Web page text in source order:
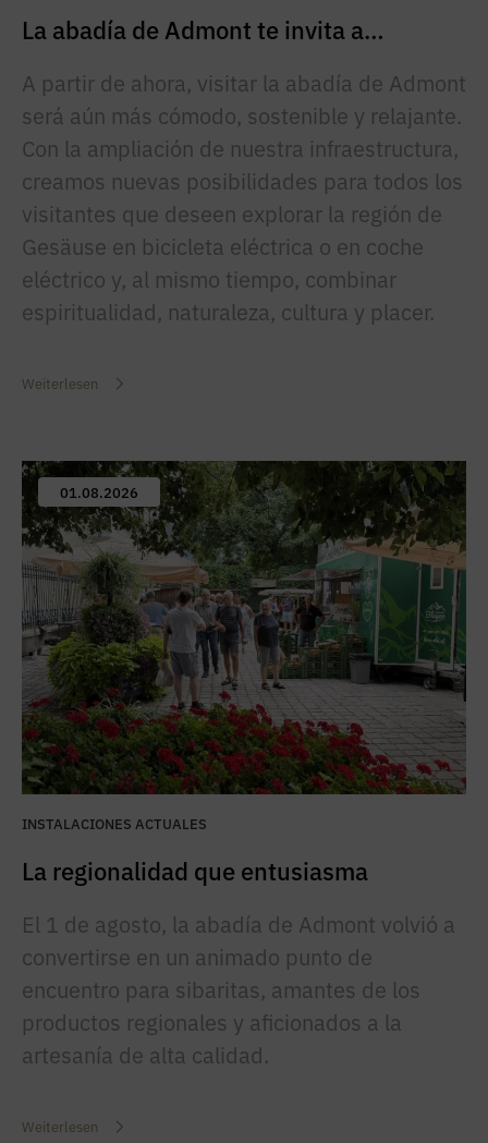
La abadía de Admont te invita a…
A partir de ahora, visitar la abadía de Admont
será aún más cómodo, sostenible y relajante.
Con la ampliación de nuestra infraestructura,
creamos nuevas posibilidades para todos los
visitantes que deseen explorar la región de
Gesäuse en bicicleta eléctrica o en coche
eléctrico y, al mismo tiempo, combinar
espiritualidad, naturaleza, cultura y placer.
Weiterlesen
01.08.2026
INSTALACIONES ACTUALES
La regionalidad que entusiasma
El 1 de agosto, la abadía de Admont volvió a
convertirse en un animado punto de
encuentro para sibaritas, amantes de los
productos regionales y aficionados a la
artesanía de alta calidad.
Weiterlesen